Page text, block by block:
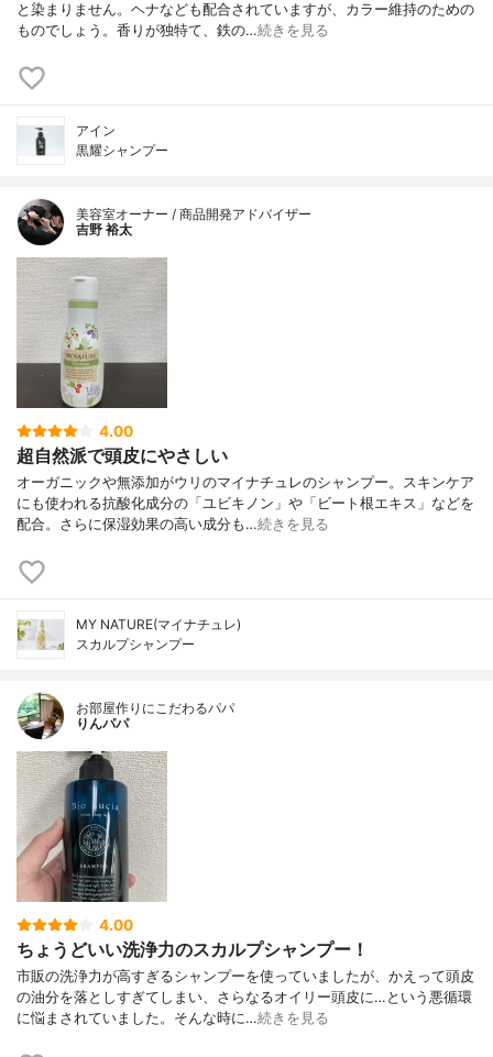
と染まりません。ヘナなども配合されていますが、カラー維持のための
ものでしょう。香りが独特て、鉄の…続きを見る
アイン
黒耀シャンプー
美容室オーナー / 商品開発アドバイザー
吉野 裕太
4.00
超自然派で頭皮にやさしい
オーガニックや無添加がウリのマイナチュレのシャンプー。スキンケア
にも使われる抗酸化成分の「ユビキノン」や「ビート根エキス」などを
配合。さらに保湿効果の高い成分も…続きを見る
MY NATURE(マイナチュレ)
スカルプシャンプー
お部屋作りにこだわるパパ
りんパパ
4.00
ちょうどいい洗浄力のスカルプシャンプー！
市販の洗浄力が高すぎるシャンプーを使っていましたが、かえって頭皮
の油分を落としすぎてしまい、さらなるオイリー頭皮に…という悪循環
に悩まされていました。そんな時に…続きを見る